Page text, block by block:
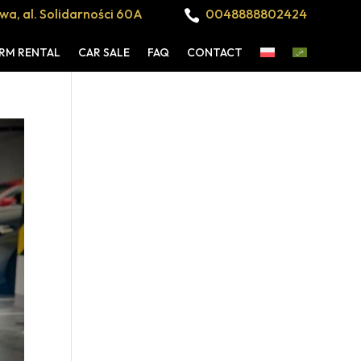
 0048888802424
al. Solidarności 60A
RENTAL CAR SALE FAQ CONTACT